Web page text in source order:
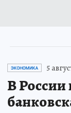
ЭКОНОМИКА 5
В России